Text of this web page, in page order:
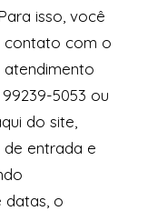
isso, você
contato com o
5053 ou
do site,
entrada e
datas, o